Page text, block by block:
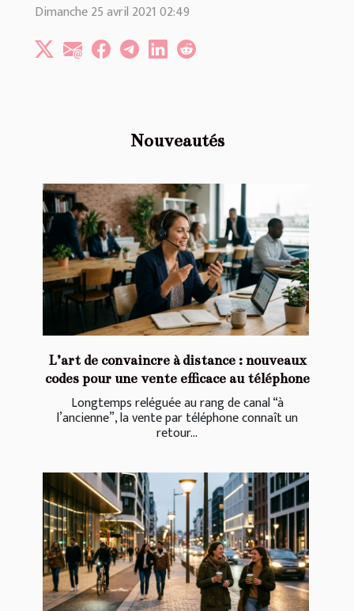
Nouveautés
L’art de convaincre à distance : nouveaux
codes pour une vente efficace au téléphone
Longtemps reléguée au rang de canal “à
l’ancienne”, la vente par téléphone connaît un
retour...
Dimanche 25 avril 2021 02:49